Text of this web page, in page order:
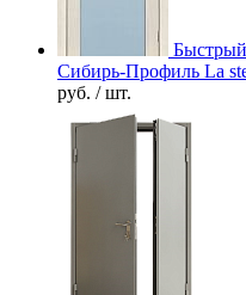
Сибирь-Профиль La
руб. / шт.